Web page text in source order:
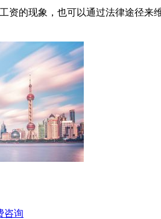
资的现象，也可以通过法律途径来
咨询